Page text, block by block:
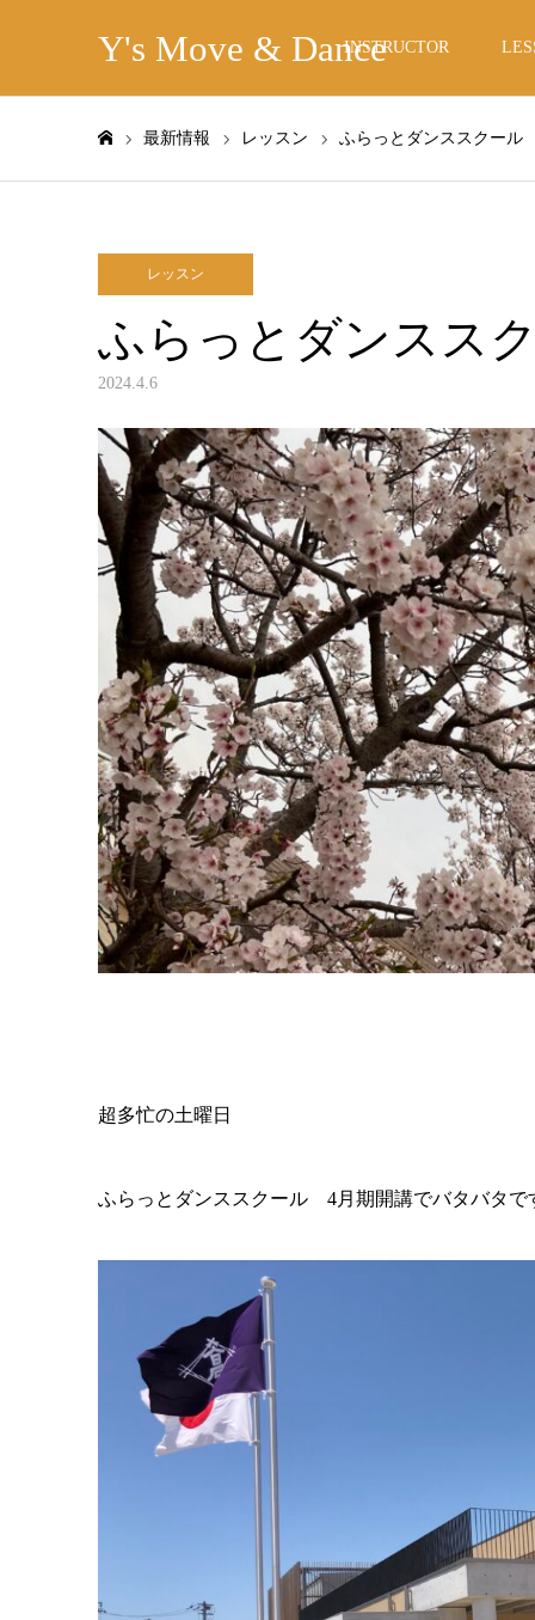
Y's Move & DanceINSTRUCTOR
最新情報 レッスン ふらっとダンススクー
レッスン
ふらっとダンスス
2024.4.6
超多忙の土曜日
ふらっとダンススクール 4月期開講でバタバタで